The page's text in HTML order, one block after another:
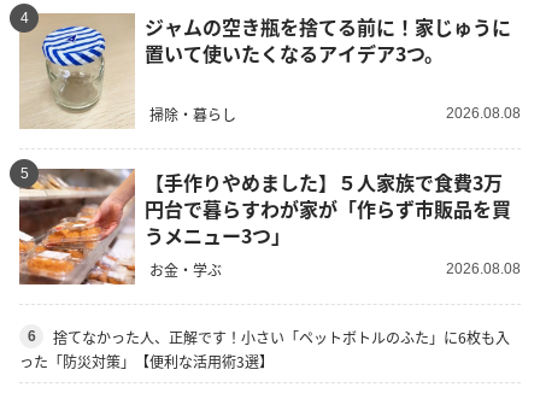
4
ジャムの空き瓶を捨てる前に！家じゅうに
置いて使いたくなるアイデア3つ。
掃除・暮らし 2026.08.08
5
【手作りやめました】５人家族で食費3万
円台で暮らすわが家が「作らず市販品を買
うメニュー3つ」
お金・学ぶ 2026.08.08
6
捨てなかった人、正解です！小さい「ペットボトルのふた」に6枚も入
った「防災対策」【便利な活用術3選】